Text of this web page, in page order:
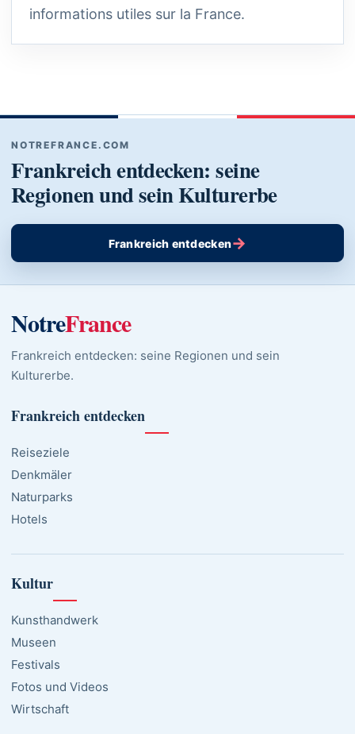
informations utiles sur la France.
NOTREFRANCE.COM
Frankreich entdecken: seine
Regionen und sein Kulturerbe
Frankreich entdecken→
NotreFrance
Frankreich entdecken: seine Regionen und sein
Kulturerbe.
Frankreich entdecken
Reiseziele
Denkmäler
Naturparks
Hotels
Kultur
Kunsthandwerk
Museen
Festivals
Fotos und Videos
Wirtschaft